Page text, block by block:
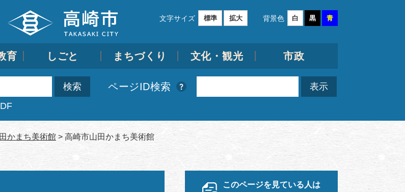
文字サイズ 標準 拡大 背景色 白 黒 青
育 しごと まちづくり 文化・観光 市政
ページID検索
かまち美術館 > 高崎市山田かまち美術館
このページを見ている人は